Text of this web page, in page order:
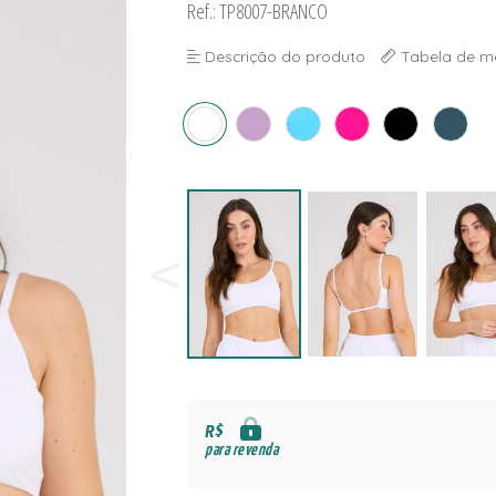
Ref.: TP8007-BRANCO
Descrição do produto Tabela de
R$
para revenda